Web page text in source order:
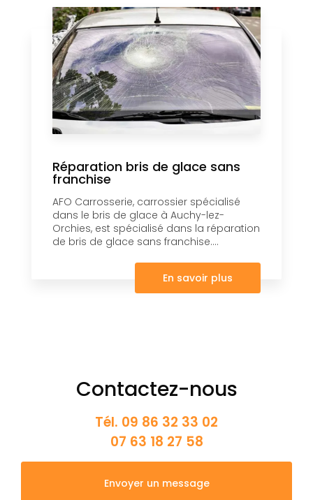
Réparation bris de glace sans
franchise
AFO Carrosserie, carrossier spécialisé
dans le bris de glace à Auchy-lez-
Orchies, est spécialisé dans la réparation
de bris de glace sans franchise....
En savoir plus
Contactez-nous
Tél. 09 86 32 33 02
07 63 18 27 58
Envoyer un message